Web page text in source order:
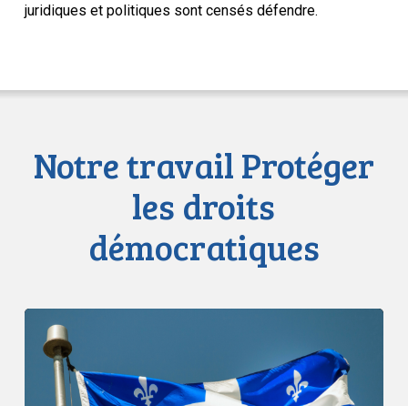
juridiques et politiques sont censés défendre.
Notre travail Protéger
les droits
démocratiques
réagit
l’introduction